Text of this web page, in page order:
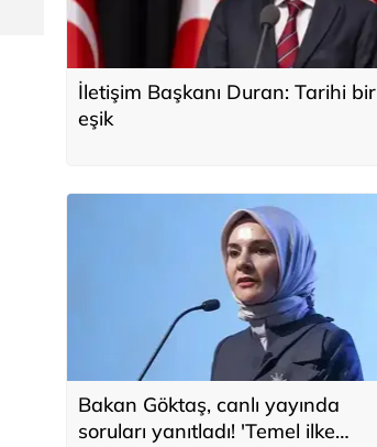
İletişim Başkanı Duran: Tarihi bir
eşik
Bakan Göktaş, canlı yayında
soruları yanıtladı! 'Temel ilke